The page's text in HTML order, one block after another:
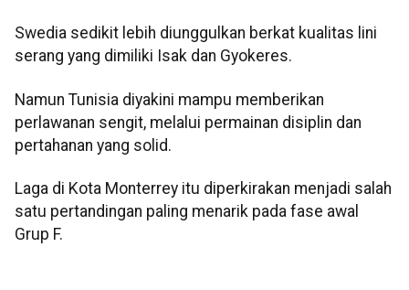
Swedia sedikit lebih diunggulkan berkat kualitas lini
serang yang dimiliki Isak dan Gyokeres.
Namun Tunisia diyakini mampu memberikan
perlawanan sengit, melalui permainan disiplin dan
pertahanan yang solid.
Laga di Kota Monterrey itu diperkirakan menjadi salah
satu pertandingan paling menarik pada fase awal
Grup F.